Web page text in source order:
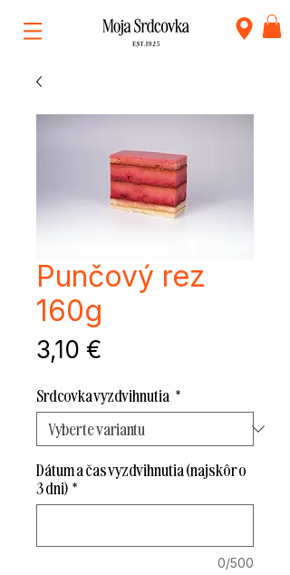
Punčový rez
160g
3,10 €
Srdcovka vyzdvihnutia *
Dátum a čas vyzdvihnutia (najskôr o
3 dni) *
0/500